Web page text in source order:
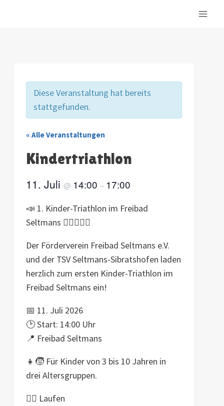
Diese Veranstaltung hat bereits
stattgefunden.
« Alle Veranstaltungen
Kindertriathlon
11. Juli @ 14:00 – 17:00
📣 1. Kinder-Triathlon im Freibad
Seltmans 🏊‍♂️🏃‍♀️🎯
Der Förderverein Freibad Seltmans e.V.
und der TSV Seltmans-Sibratshofen laden
herzlich zum ersten Kinder-Triathlon im
Freibad Seltmans ein!
📅 11. Juli 2026
🕑 Start: 14:00 Uhr
📍 Freibad Seltmans
👧🧒 Für Kinder von 3 bis 10 Jahren in
drei Altersgruppen.
🏃‍♀️ Laufen